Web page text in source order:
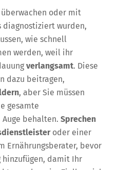
oder mit
diagnostiziert wurden,
wie schnell
werden, weil ihr
verlangsamt. Diese
dazu beitragen,
, aber Sie müssen
gesamte
Auge behalten.Sprechen
oder einer
Ernährungsberater, bevor
hinzufügen, damit Ihr